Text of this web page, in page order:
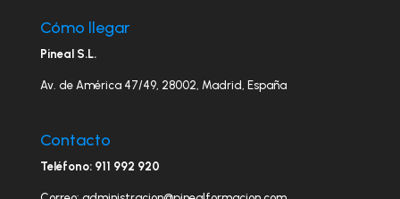
Cómo llegar
Pineal S.L.
Av. de América 47/49, 28002, Madrid, España
Contacto
Teléfono: 911 992 920